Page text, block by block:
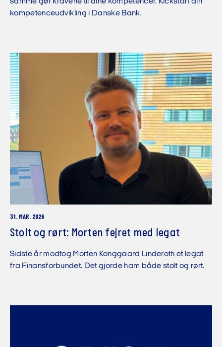
kompetenceudvikling i Danske Bank.
31. MAR. 2026
Stolt og rørt: Morten fejret med legat
Sidste år modtog Morten Konggaard Linderoth et legat
fra Finansforbundet. Det gjorde ham både stolt og rørt.